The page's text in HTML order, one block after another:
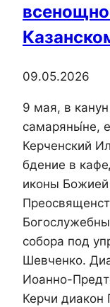
09.05.2026
9 мая, в
самаряны́не,
Керченский
бдение в
иконы
собора под
Шевченко.
Иоанно-
Керчи диакон